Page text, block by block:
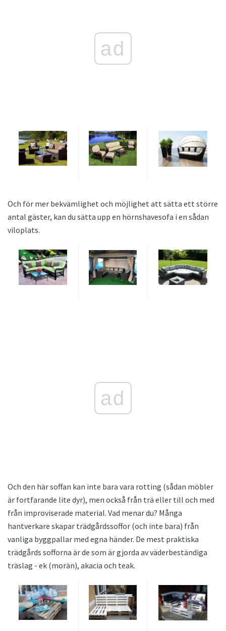
ad
Och för mer bekvämlighet och möjlighet att sätta ett större
antal gäster, kan du sätta upp en hörnshavesofa i en sådan
viloplats.
ad
Och den här soffan kan inte bara vara rotting (sådan möbler
är fortfarande lite dyr), men också från trä eller till och med
från improviserade material. Vad menar du? Många
hantverkare skapar trädgårdssoffor (och inte bara) från
vanliga byggpallar med egna händer. De mest praktiska
trädgårds sofforna är de som är gjorda av väderbeständiga
träslag - ek (morän), akacia och teak.